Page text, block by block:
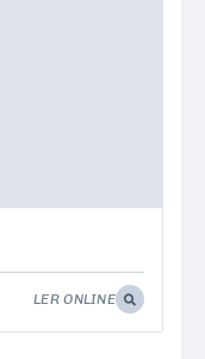
LER ONLINE